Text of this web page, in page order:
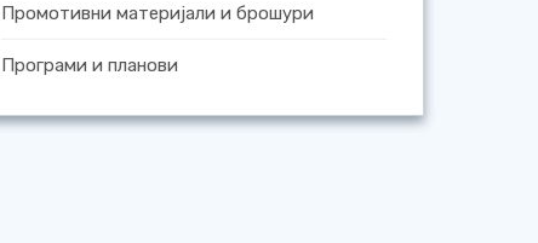
Промотивни материјали и брошури
Програми и планови